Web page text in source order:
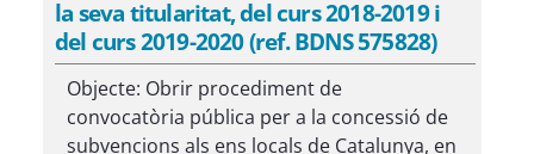
la seva titularitat, del curs 2018-2019 i
del curs 2019-2020 (ref. BDNS 575828)
Objecte: Obrir procediment de
convocatòria pública per a la concessió de
subvencions als ens locals de Catalunya, en